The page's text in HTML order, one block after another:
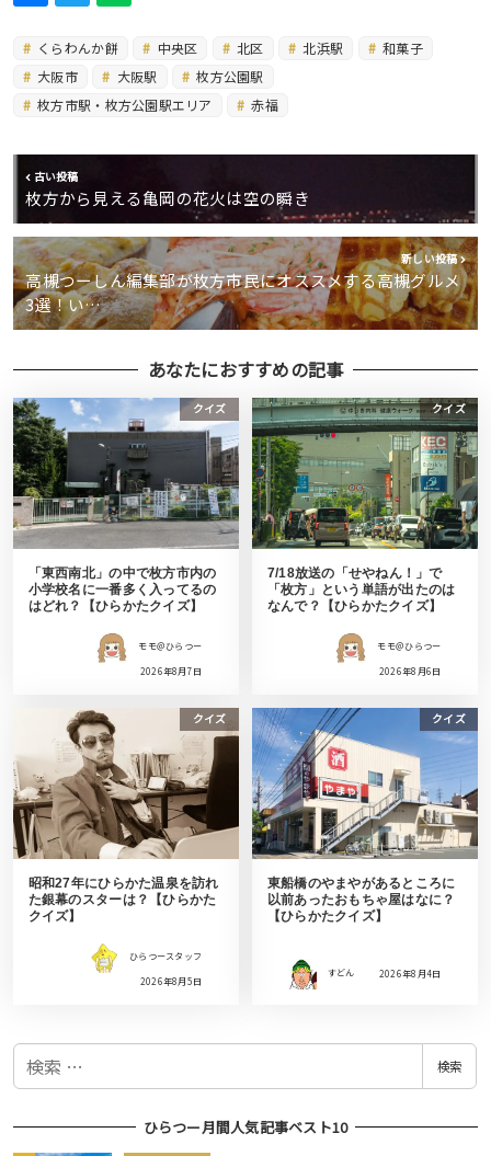
くらわんか餅 中央区 北区 北浜駅
和菓子
大阪市
大阪駅
枚方公園駅
枚方市駅・枚方公園駅エリア
赤福
古い投稿
枚方から見える亀岡の花火は空の瞬き
新しい投稿
高槻つーしん編集部が枚方市民にオススメする高槻グルメ
3選！い…
あなたにおすすめの記事
クイズ
「東西南北」の中で枚方市内の
小学校名に一番多く入ってるの
はどれ？【ひらかたクイズ】
モモ＠ひらつー
2026年8月7日
クイズ
7/18放送の「せやねん！」で
「枚方」という単語が出たのは
なんで？【ひらかたクイズ】
モモ＠ひらつー
2026年8月6日
クイズ
昭和27年にひらかた温泉を訪れ
た銀幕のスターは？【ひらかた
クイズ】
ひらつースタッフ
2026年8月5日
クイズ
東船橋のやまやがあるところに
以前あったおもちゃ屋はなに？
【ひらかたクイズ】
すどん 2026年8月4日
検
検索
ひらつー月間人気記事ベスト10